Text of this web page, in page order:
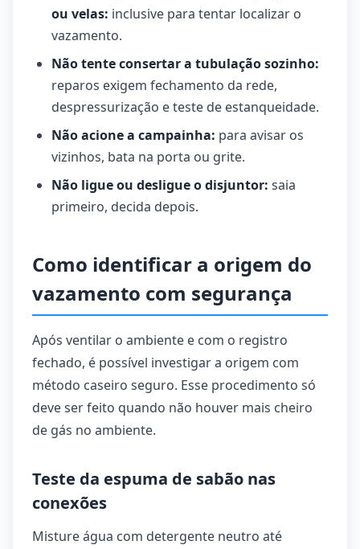
ou velas: inclusive para tentar localizar o
vazamento.
Não tente consertar a tubulação sozinho:
reparos exigem fechamento da rede,
despressurização e teste de estanqueidade.
Não acione a campainha: para avisar os
vizinhos, bata na porta ou grite.
Não ligue ou desligue o disjuntor: saia
primeiro, decida depois.
Como identificar a origem do
vazamento com segurança
Após ventilar o ambiente e com o registro
fechado, é possível investigar a origem com
método caseiro seguro. Esse procedimento só
deve ser feito quando não houver mais cheiro
de gás no ambiente.
Teste da espuma de sabão nas
conexões
Misture água com detergente neutro até